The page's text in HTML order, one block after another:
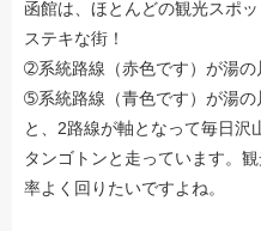
函館は、ほとんどの観光スポ
ステキな街！
➁系統路線（赤色です）が湯の
➄系統路線（青色です）が湯
と、2路線が軸となって毎日沢
タンゴトンと走っています。
率よく回りたいですよね。